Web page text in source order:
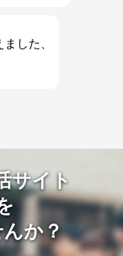
した、
サイト
か？